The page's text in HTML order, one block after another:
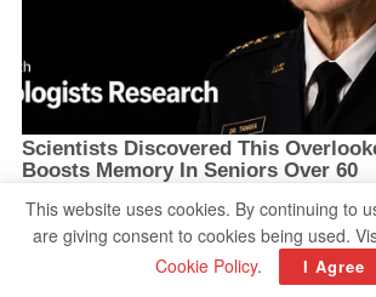
This website uses cookies. By continuing to
are giving consent to cookies being used.
Cookie Policy. I Agree